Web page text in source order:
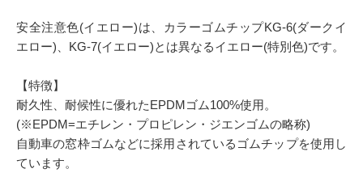
安全注意色(イエロー)は、カラーゴムチップKG-6(ダークイ
エロー)、KG-7(イエロー)とは異なるイエロー(特別色)です。
【特徴】
耐久性、耐候性に優れたEPDMゴム100%使用。
(※EPDM=エチレン・プロピレン・ジエンゴムの略称)
自動車の窓枠ゴムなどに採用されているゴムチップを使用し
ています。